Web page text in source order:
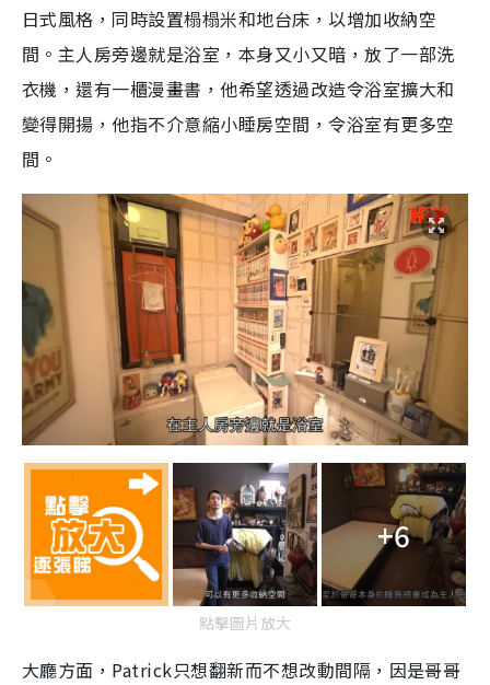
日式風格，同時設置榻榻米和地台床，以增加收納空
間。主人房旁邊就是浴室，本身又小又暗，放了一部洗
衣機，還有一櫃漫畫書，他希望透過改造令浴室擴大和
變得開揚，他指不介意縮小睡房空間，令浴室有更多空
間。
+6
點擊圖片放大
大廳方面，Patrick只想翻新而不想改動間隔，因是哥哥